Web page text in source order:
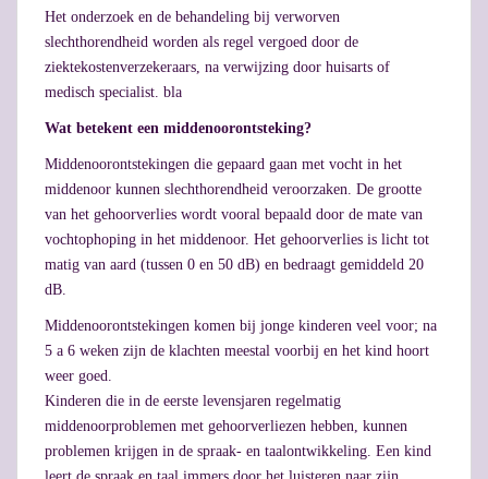
Het onderzoek en de behandeling bij verworven
slechthorendheid worden als regel vergoed door de
ziektekostenverzekeraars, na verwijzing door huisarts of
medisch specialist. bla
Wat betekent een middenoorontsteking?
Middenoorontstekingen die gepaard gaan met vocht in het
middenoor kunnen slechthorendheid veroorzaken. De grootte
van het gehoorverlies wordt vooral bepaald door de mate van
vochtophoping in het middenoor. Het gehoorverlies is licht tot
matig van aard (tussen 0 en 50 dB) en bedraagt gemiddeld 20
dB.
Middenoorontstekingen komen bij jonge kinderen veel voor; na
5 a 6 weken zijn de klachten meestal voorbij en het kind hoort
weer goed.
Kinderen die in de eerste levensjaren regelmatig
middenoorproblemen met gehoorverliezen hebben, kunnen
problemen krijgen in de spraak- en taalontwikkeling. Een kind